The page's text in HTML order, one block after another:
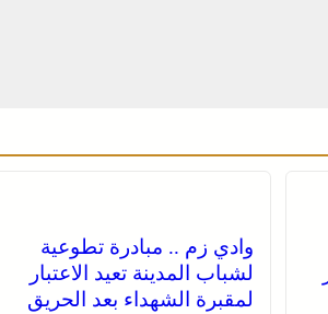
وادي زم .. مبادرة تطوعية
لشباب المدينة تعيد الاعتبار
لمقبرة الشهداء بعد الحريق